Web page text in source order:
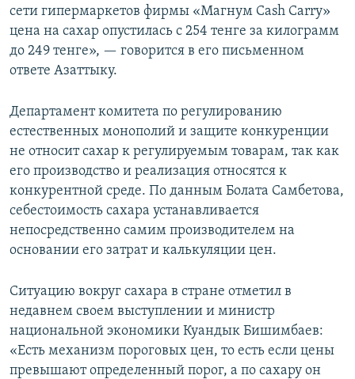
сети гипермаркетов фирмы «Магнум Cash Carry»
цена на сахар опустилась с 254 тенге за килограмм
до 249 тенге», — говорится в его письменном
ответе Азаттыку.
Департамент комитета по регулированию
естественных монополий и защите конкуренции
не относит сахар к регулируемым товарам, так как
его производство и реализация относятся к
конкурентной среде. По данным Болата Самбетова,
себестоимость сахара устанавливается
непосредственно самим производителем на
основании его затрат и калькуляции цен.
Ситуацию вокруг сахара в стране отметил в
недавнем своем выступлении и министр
национальной экономики Куандык Бишимбаев:
«Есть механизм пороговых цен, то есть если цены
превышают определенный порог, а по сахару он